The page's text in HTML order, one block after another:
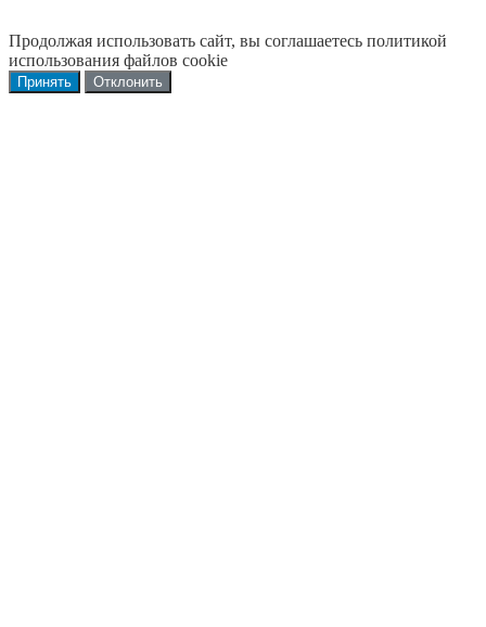
Продолжая использовать сайт, вы соглашаетесь политикой
использования файлов cookie
Принять Отклонить